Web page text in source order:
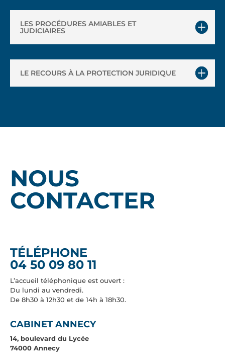
LES PROCÉDURES AMIABLES ET
JUDICIAIRES
LE RECOURS À LA PROTECTION JURIDIQUE
NOUS
CONTACTER
TÉLÉPHONE
04 50 09 80 11
L’accueil téléphonique est ouvert :
Du lundi au vendredi.
De 8h30 à 12h30 et de 14h à 18h30.
CABINET ANNECY
14, boulevard du Lycée
74000 Annecy